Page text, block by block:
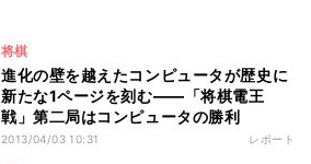
将棋
進化の壁を越えたコンピュータが歴史に
新たな1ページを刻む――「将棋電王
戦」第二局はコンピュータの勝利
2013/04/03 10:31 レポート